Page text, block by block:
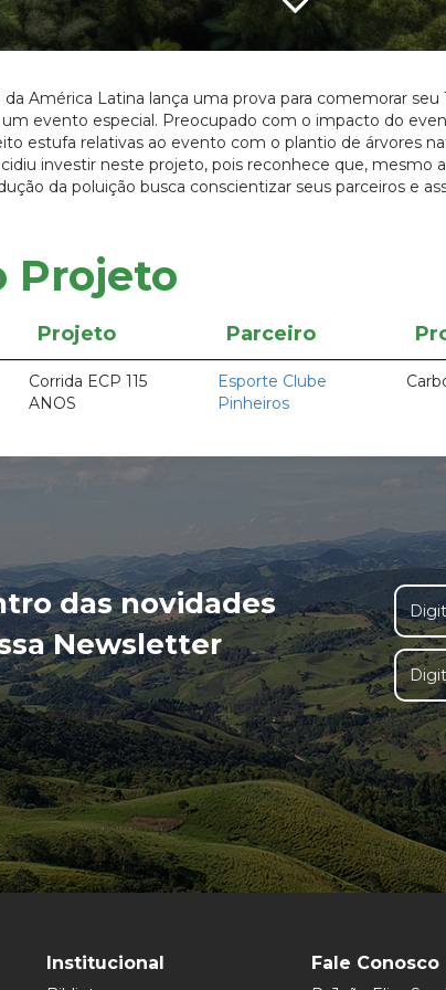
América Latina lança uma prova para comemorar seu
evento especial. Preocupado com o impacto do
estufa relativas ao evento com o plantio de árvores
investir neste projeto, pois reconhece que,
da poluição busca conscientizar seus parceiros e
Projeto
Projeto Parceiro
Corrida ECP 115
ANOS
Esporte Clube
Pinheiros
das novidades
Newsletter
Institucional Fale Conosco